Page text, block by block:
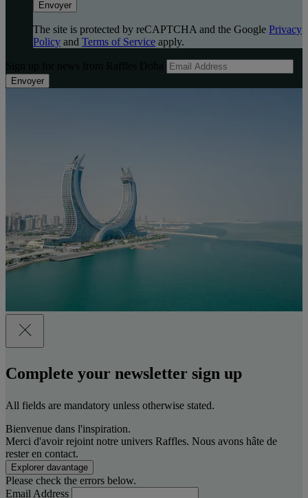
Envoyer
The site is protected by reCAPTCHA and the Google Privacy
Policy and Terms of Service apply.
Envoyer
Complete your newsletter sign up
All fields are mandatory unless otherwise stated.
Bienvenue dans l'inspiration.
Merci d'avoir rejoint notre univers Raffles. Nous avons hâte de
rester en contact.
Explorer davantage
Please check the errors below.
Email Address